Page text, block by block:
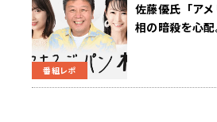
番組レポ
佐藤優氏「ア
相の暗殺を心